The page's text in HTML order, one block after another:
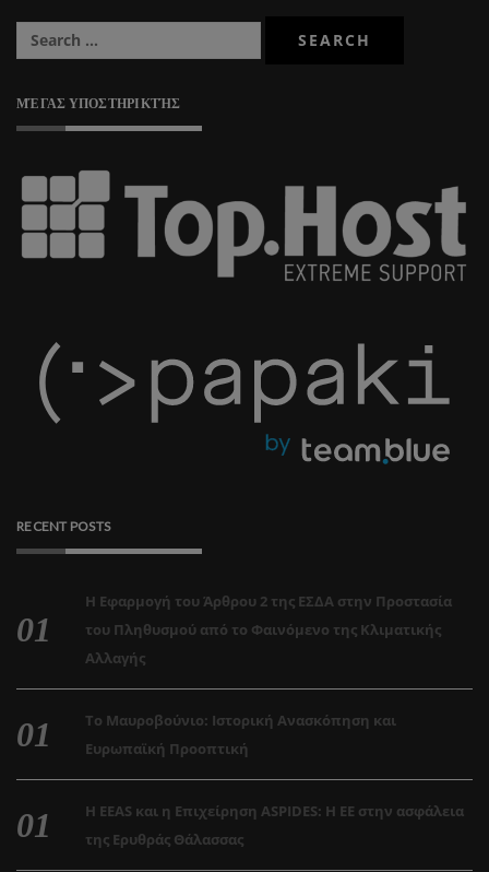
ΜΈΓΑΣ ΥΠΟΣΤΗΡΙΚΤΉΣ
RECENT POSTS
Η Εφαρμογή του Άρθρου 2 της ΕΣΔΑ στην Προστασία
του Πληθυσμού από το Φαινόμενο της Κλιματικής
Αλλαγής
Το Μαυροβούνιο: Ιστορική Ανασκόπηση και
Ευρωπαϊκή Προοπτική
Η EEAS και η Επιχείρηση ASPIDES: Η ΕΕ στην ασφάλεια
της Ερυθράς Θάλασσας